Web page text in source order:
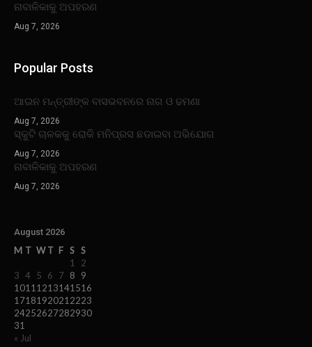
ନାବାଳିକାକୁ ଅପହରଣ
Aug 7, 2026
Popular Posts
ଆଇନ ମନ୍ତ୍ରୀଙ୍କ ବାସଭବନରେ ନାଗ ଓ ଢମଣା
Aug 7, 2026
ସ୍କୁଟି ଚାଳକକୁ ରୋକି ମନିପ୍ରସ ଛଡାଇବା ଅଭିଯୋଗ
Aug 7, 2026
ନାବାଳିକାକୁ ଅପହରଣ
Aug 7, 2026
August 2026
M T W T F S S
1
2
3 4 5 6 7 8
9
1011 1213141516
1718192021 2223
24252627282930
31
« Jul